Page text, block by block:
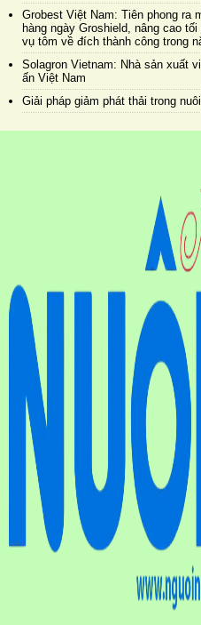
Grobest Việt Nam: Tiên phong ra
hàng ngày Groshield, nâng cao
vụ tôm về đích thành công trong
Solagron Vietnam: Nhà sản xuất
ấn Việt Nam
Giải pháp giảm phát thải trong